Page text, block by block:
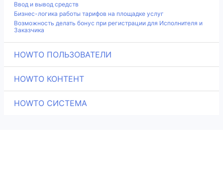
Ввод и вывод средств
Бизнес-логика работы тарифов на площадке услуг
Возможность делать бонус при регистрации для Исполнителя и
Заказчика
HOWTO ПОЛЬЗОВАТЕЛИ
HOWTO КОНТЕНТ
HOWTO СИСТЕМА